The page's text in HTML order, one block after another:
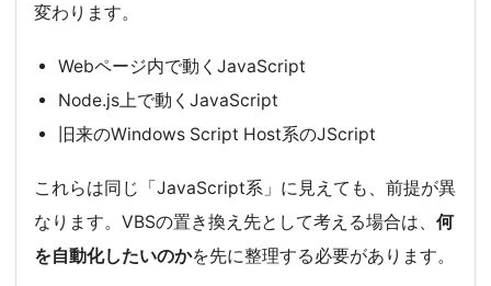
変わります。
Webページ内で動くJavaScript
Node.js上で動くJavaScript
旧来のWindows Script Host系のJScript
これらは同じ「JavaScript系」に見えても、前提が異
なります。VBSの置き換え先として考える場合は、 何
を自動化したいのかを先に整理する必要があります。